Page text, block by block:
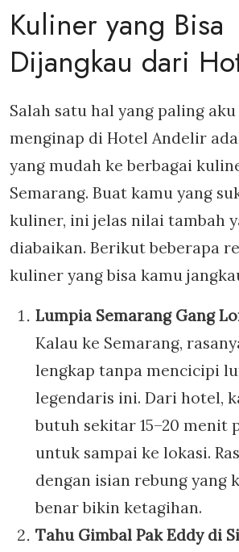
Kuliner yang Bisa
Dijangkau dari
Salah satu hal yang paling
menginap di Hotel Andelir
yang mudah ke berbagai
Semarang. Buat kamu yang
kuliner, ini jelas nilai tambah
diabaikan. Berikut beberapa
kuliner yang bisa kamu
Lumpia Semarang Gang
Kalau ke Semarang,
lengkap tanpa mencicipi
legendaris ini. Dari hotel,
butuh sekitar 15–20 menit
untuk sampai ke lokasi.
dengan isian rebung yang
benar bikin ketagihan.
Tahu Gimbal Pak Eddy di